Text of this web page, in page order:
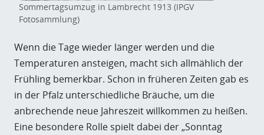
Sommertagsumzug in Lambrecht 1913 (IPGV
Fotosammlung)
Wenn die Tage wieder länger werden und die
Temperaturen ansteigen, macht sich allmählich der
Frühling bemerkbar. Schon in früheren Zeiten gab es
in der Pfalz unterschiedliche Bräuche, um die
anbrechende neue Jahreszeit willkommen zu heißen.
Eine besondere Rolle spielt dabei der „Sonntag